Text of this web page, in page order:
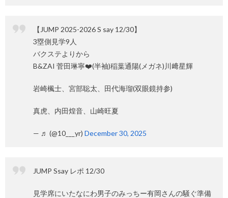
【JUMP 2025-2026 S say 12/30】
3塁側見学9人
バクステよりから
B&ZAI 菅田琳寧❤️(半袖)稲葉通陽(メガネ)川﨑星輝
岩崎楓士、宮部聡太、田代海瑠(双眼鏡持参)
真虎、内田煌音、山崎旺夏
— ♬ (@10___yr) December 30, 2025
JUMP Ssay レポ 12/30
見学席にいたなにわ男子のみっちー有岡さんの騒ぐ準備